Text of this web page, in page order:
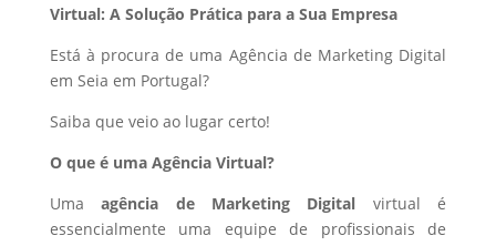
Virtual: A Solução Prática para a Sua Empresa
Está à procura de uma Agência de Marketing Digital
em Seia em Portugal?
Saiba que veio ao lugar certo!
O que é uma Agência Virtual?
Umaagência de Marketing Digital virtual é
essencialmente uma equipe de profissionais de